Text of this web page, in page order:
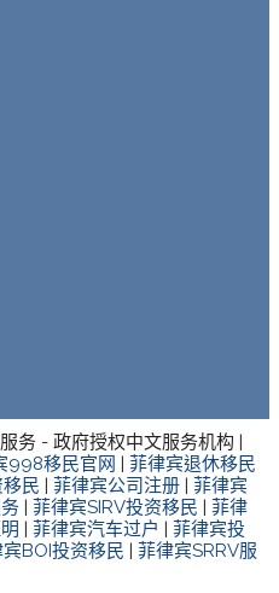
务 - 政府授权中文服务机构 |
998移民官网 | 菲律宾退休移民
民 | 菲律宾公司注册 | 菲律宾
| 菲律宾SIRV投资移民 | 菲律
| 菲律宾汽车过户 | 菲律宾投
BOI投资移民 | 菲律宾SRRV服